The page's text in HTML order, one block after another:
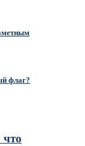
флаг?
что